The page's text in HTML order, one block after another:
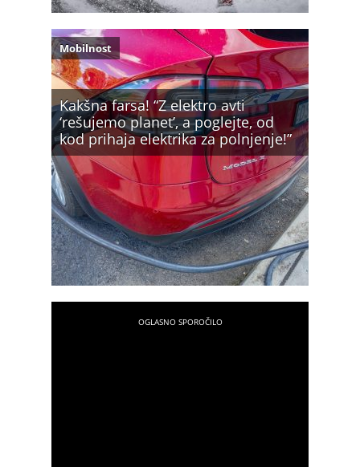
Kakšna farsa! “Z elektro avti
‘rešujemo planet’, a poglejte, od
kod prihaja elektrika za polnjenje!”
Mobilnost